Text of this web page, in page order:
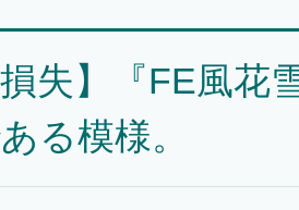
損失】『FE風
る模様。